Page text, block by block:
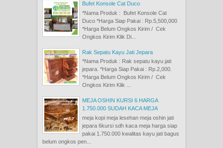
Bufet Konsole Cat Duco
*Nama Produk : Bufet Konsole Cat
Duco *Harga Siap Pakai : Rp.5,500,000
*Harga Belum Ongkos Kirim / Cek
Ongkos Kirim Klik Di...
Rak Sepatu Kayu Jati Jepara
*Nama Produk : Rak sepatu kayu jati
jepara. *Harga Siap Pakai : Rp.2,000.
*Harga Belum Ongkos Kirim / Cek
Ongkos Kirim Klik ...
MEJA OSHIN KURSI 6 HARGA
1.750.000 SUDAH KACA MEJA
meja kopi meja lesehan meja oshin jati
jepara 6kursi sdh kaca meja harga siap
pakai 1.750.000 kwalitas kayu jati bagus
belum ongkos pen...